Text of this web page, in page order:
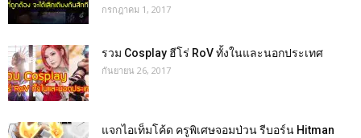
กรกฎาคม 1, 2017
รวม Cosplay ฮีโร่ RoV ทั้งในและนอกประเทศ
กันยายน 26, 2017
แจกไอเท็มโค้ด ครูพิเศษจอมป่วน รีบอร์น Hitman